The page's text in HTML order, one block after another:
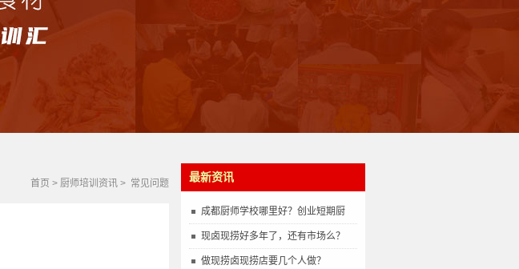
最新资讯
成都厨师学校哪里好？创业短期厨
现卤现捞好多年了，还有市场么？
做现捞卤现捞店要几个人做？
首页 > 厨师培训资讯 > 常见问题